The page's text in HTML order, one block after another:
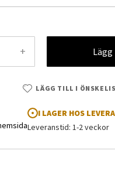
+
LÄGG TILL I
I LAGER HOS
Leveranstid: 1-2 veckor
Vallejo Mecha Color: Ivory